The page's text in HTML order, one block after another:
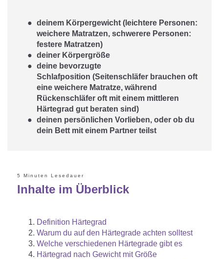
deinem Körpergewicht (leichtere Personen:
weichere Matratzen, schwerere Personen:
festere Matratzen)
deiner Körpergröße
deine bevorzugte
Schlafposition (Seitenschläfer brauchen oft
eine weichere Matratze, während
Rückenschläfer oft mit einem mittleren
Härtegrad gut beraten sind)
deinen persönlichen Vorlieben, oder ob du
dein Bett mit einem Partner teilst
5 Minuten Lesedauer
Inhalte im Überblick
Definition Härtegrad
Warum du auf den Härtegrade achten solltest
Welche verschiedenen Härtegrade gibt es
Härtegrad nach Gewicht mit Größe